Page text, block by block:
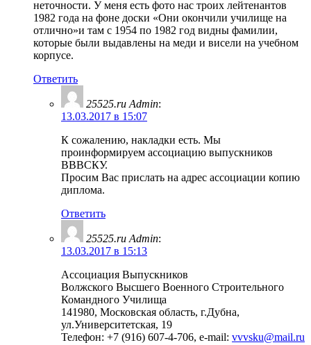
неточности. У меня есть фото нас троих лейтенантов
1982 года на фоне доски «Они окончили училище на
отлично»и там с 1954 по 1982 год видны фамилии,
которые были выдавлены на меди и висели на учебном
корпусе.
Ответить
25525.ru Admin:
13.03.2017 в 15:07
К сожалению, накладки есть. Мы
проинформируем ассоциацию выпускников
ВВВСКУ.
Просим Вас прислать на адрес ассоциации копию
диплома.
Ответить
25525.ru Admin:
13.03.2017 в 15:13
Ассоциация Выпускников
Волжского Высшего Военного Строительного
Командного Училища
141980, Московская область, г.Дубна,
ул.Университетская, 19
Телефон: +7 (916) 607-4-706, e-mail: vvvsku@mail.ru